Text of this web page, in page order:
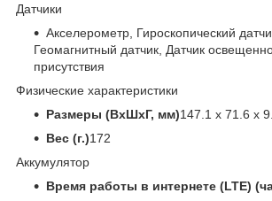
Датчики
Акселерометр, Гироскопический
Геомагнитный датчик, Датчик
присутствия
Физические характеристики
Размеры (ВxШxГ, мм)147.1 x 71.6 x
Вес (г.)172
Аккумулятор
Время работы в интернете (LTE)